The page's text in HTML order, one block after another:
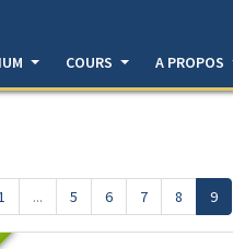
COURS A PROPOS
... 5 6 7 8 9